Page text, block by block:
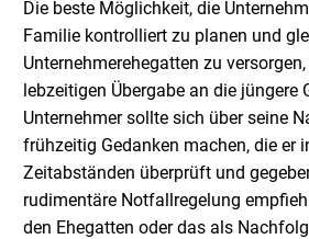
Die beste Möglichkeit, die
Familie kontrolliert zu planen und
Unternehmerehegatten zu
lebzeitigen Übergabe an die jüngere
Unternehmer sollte sich über seine
frühzeitig Gedanken machen, die er
Zeitabständen überprüft und
rudimentäre Notfallregelung
den Ehegatten oder das als